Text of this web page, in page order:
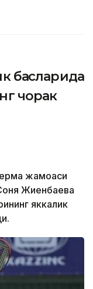
баҳсларида
чорак
жамоаси
Жиенбаева
яккалик